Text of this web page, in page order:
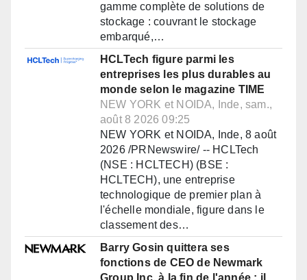
gamme complète de solutions de
stockage : couvrant le stockage
embarqué,…
HCLTech figure parmi les
entreprises les plus durables au
monde selon le magazine TIME
NEW YORK et NOIDA, Inde, sam.,
août 8 2026 09:25
NEW YORK et NOIDA, Inde, 8 août
2026 /PRNewswire/ -- HCLTech
(NSE : HCLTECH) (BSE :
HCLTECH), une entreprise
technologique de premier plan à
l'échelle mondiale, figure dans le
classement des…
Barry Gosin quittera ses
fonctions de CEO de Newmark